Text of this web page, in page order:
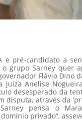
e pré-candidato a
grupo Sarney quer
Flávio Dino
juíza Anelise
desesperado da
disputa, através da
Sarney pensa o
privado”,